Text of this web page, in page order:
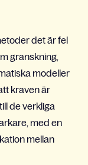
det är fel
granskning,
modeller
kraven är
de verkliga
med en
mellan